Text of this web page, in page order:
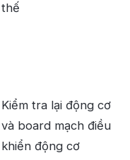
thế
Kiểm tra lại động cơ
và board mạch điều
khiển động cơ